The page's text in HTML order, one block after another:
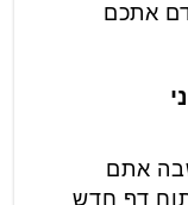
אתכם
אתם
דף חדש